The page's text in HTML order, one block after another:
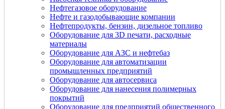
Нефтегазовое оборудование
Нефте и газодобывающие компании
Нефтепродукты, бензин, дизельное топливо
Оборудование для 3D печати, расходные
материалы
Оборудование для АЗС и нефтебаз
Оборудование для автоматизации
промышленных предприятий
Оборудование для автосервиса
Оборудование для нанесения полимерных
покрытий
Оборудование для предприятий общественного